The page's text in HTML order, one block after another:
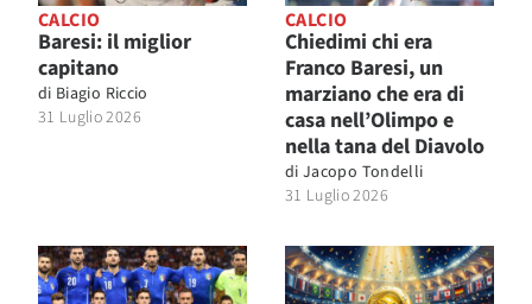
CALCIO
Baresi: il miglior
capitano
di Biagio Riccio
31 Luglio 2026
CALCIO
Chiedimi chi era
Franco Baresi, un
marziano che era di
casa nell’Olimpo e
nella tana del Diavolo
di Jacopo Tondelli
31 Luglio 2026